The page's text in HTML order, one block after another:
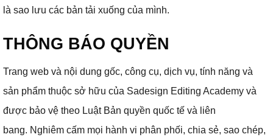
là sao lưu các bản tải xuống của mình.
THÔNG BÁO QUYỀN
Trang web và nội dung gốc, công cụ, dịch vụ, tính năng và
sản phẩm thuộc sở hữu của Sadesign Editing Academy và
được bảo vệ theo Luật Bản quyền quốc tế và liên
bang. Nghiêm cấm mọi hành vi phân phối, chia sẻ, sao chép,